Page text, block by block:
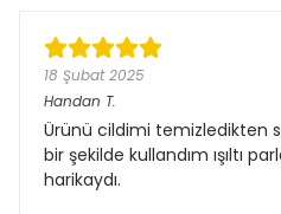
18 Şubat 2025
Handan T.
Ürünü cildimi temizledikten
bir şekilde kullandım ışıltı
harikaydı.